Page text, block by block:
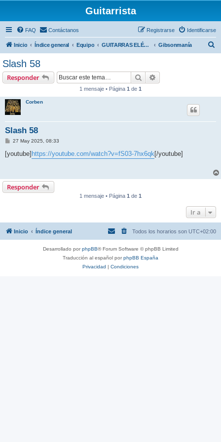
Guitarrista
FAQ Contáctanos Identificarse
Registrarse
Inicio Índice general Equipo GUITARRAS ELÉCTRICAS Gibsonmanía
Slash 58
Responder Buscar
1 mensaje • Página 1 de 1
Corben
Slash 58
M
n
27 May 2025, 08:33
[youtube] https://youtube.com/watch?v=fS03-7hx6qk[/youtube]
Responder
1 mensaje • Página 1 de 1
Ir a
Inicio Índice general Todos los horarios son UTC+02:00
Desarrollado porphpBB® Forum Software © phpBB Limited
Traducción al español porphpBB España
Privacidad | Condiciones